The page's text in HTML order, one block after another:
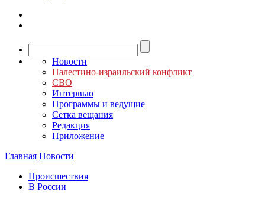
Новости
Палестино-израильский конфликт
СВО
Интервью
Программы и ведущие
Сетка вещания
Редакция
Приложение
Главная Новости
Происшествия
В России